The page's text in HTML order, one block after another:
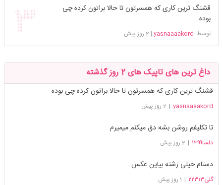
قشنگ ترین کاری که همسرتون تا حالا براتون کرده چی
بوده
توسط yasnaaaakord
| 2 روز پیش
داغ ترین های تاپیک های 2 روز گذشته
قشنگ ترین کاری که همسرتون تا حالا براتون کرده چی بوده
yasnaaaakord
| 2 روز پیش
تا تکلیفم روشن بشه دق میکنم میمیرم
دلسا۱۳۹۹ | 2 روز پیش
دستام خیلی زشته بیاین عکس
گلی۲۲۳۱۳ | 1 روز پیش